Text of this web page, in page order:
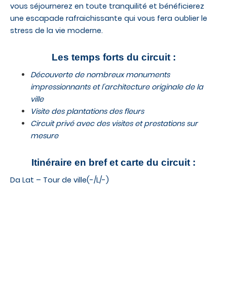
vous séjournerez en toute tranquilité et bénéficierez
une escapade rafraichissante qui vous fera oublier le
stress de la vie moderne.
Les temps forts du circuit :
Découvertede nombreux monuments
impressionnants et l’architecture originale de la
ville
Visite des plantations des fleurs
Circuit privé avec des visites et prestations sur
mesure
Itinéraire en bref et carte du circuit :
Da Lat – Tour de ville(-/L/-)